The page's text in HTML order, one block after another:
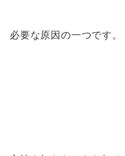
必要な原因の一つです。